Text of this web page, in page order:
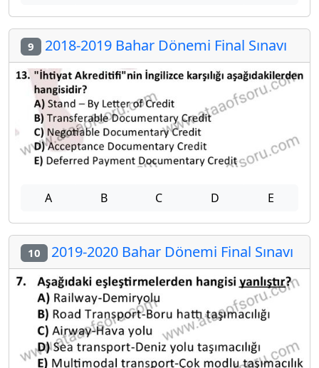
9 2018-2019 Bahar Dönemi Final Sınavı
A B C D E
10 2019-2020 Bahar Dönemi Final Sınavı